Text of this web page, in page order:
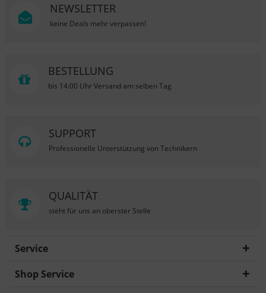
NEWSLETTER
keine Deals mehr verpassen!
BESTELLUNG
bis 14:00 Uhr Versand am selben Tag
SUPPORT
Professionelle Unterstützung von Technikern
QUALITÄT
steht für uns an oberster Stelle
Service
Shop Service